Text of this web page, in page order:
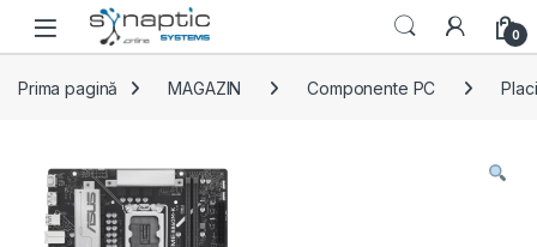
Skip to navigation
Skip to content
Open 0
Prima pagină MAGAZIN Componente PC